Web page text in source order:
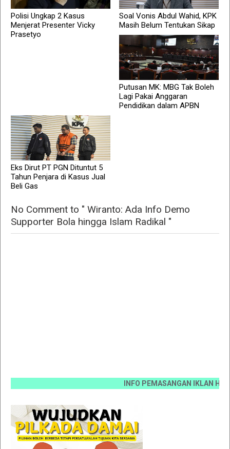
Polisi Ungkap 2 Kasus
Menjerat Presenter Vicky
Prasetyo
Soal Vonis Abdul Wahid, KPK
Masih Belum Tentukan Sikap
Putusan MK: MBG Tak Boleh
Lagi Pakai Anggaran
Pendidikan dalam APBN
Eks Dirut PT PGN Dituntut 5
Tahun Penjara di Kasus Jual
Beli Gas
No Comment to " Wiranto: Ada Info Demo
Supporter Bola hingga Islam Radikal "
INFO PEMASANGAN IKLAN HUB